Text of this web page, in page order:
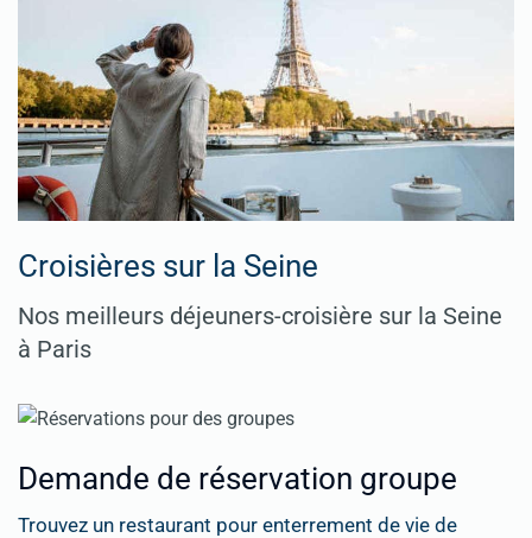
Croisières sur la Seine
Nos meilleurs déjeuners-croisière sur la Seine
à Paris
Demande de réservation groupe
Trouvez un restaurant pour enterrement de vie de